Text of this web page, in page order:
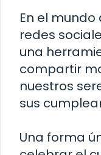
En el
redes
una
compartir
nuestros
sus
Una forma